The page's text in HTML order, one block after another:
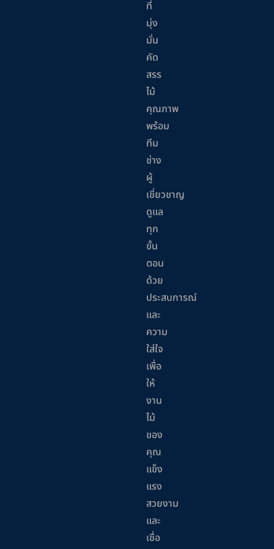
ที่
มุ่ง
มั่น
คัด
สรร
ไม้
คุณภาพ
พร้อม
ทีม
ช่าง
ผู้
เชี่ยวชาญ
ดูแล
ทุก
ขั้น
ตอน
ด้วย
ประสบการณ์
และ
ความ
ใส่ใจ
เพื่อ
ให้
งาน
ไม้
ของ
คุณ
แข็ง
แรง
สวยงาม
และ
เชื่อ